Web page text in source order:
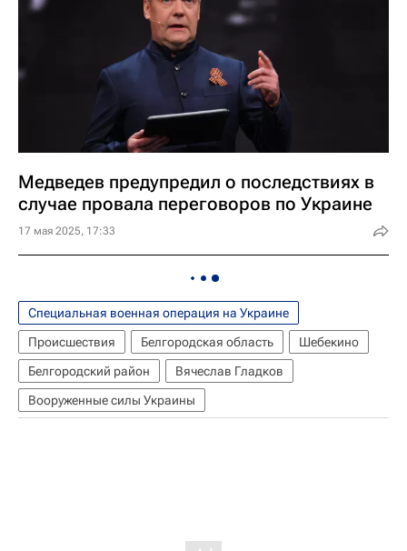
Медведев предупредил о последствиях в
случае провала переговоров по Украине
17 мая 2025, 17:33
Специальная военная операция на Украине
Происшествия
Белгородская область
Шебекино
Белгородский район
Вячеслав Гладков
Вооруженные силы Украины